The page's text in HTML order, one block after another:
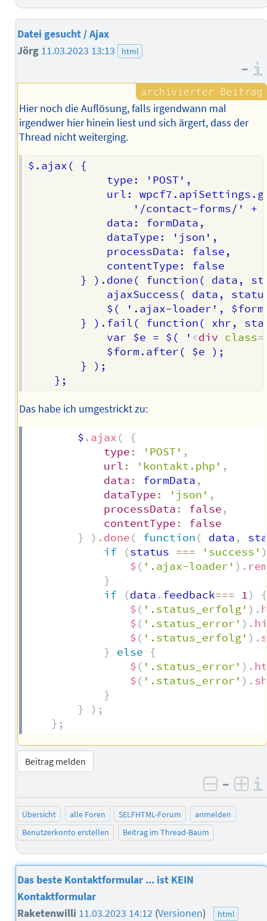
Datei gesucht / Ajax
Jörg 11.03.2023 13:13 html
–
Hier noch die Auflösung, falls irgendwann mal
irgendwer hier hinein liest und sich ärgert, dass der
Thread nicht weiterging.
$.ajax( {
			var $e = $( '
<div class=
Das habe ich umgestrickt zu:
		$
. ajax (
{
type : 'POST' ,
url : 'kontakt.php' ,
data : formData ,
dataType : 'json' ,
processData : false ,
contentType :
false
}
) . done ( function ( data ,
if
(status === 'success' )
$ ( '.ajax-loader' ) .
}
if
(data . feedback=== 1)
{
$ ( '.status_erfolg' ) .
$ ( '.status_error' ) .
$ ( '.status_erfolg' ) .
}
else
{
$ ( '.status_error' ) .
$ ( '.status_error' ) .
}
}
) ;
} ;
Beitrag melden
negativ
–
Übersicht alle Foren SELFHTML-Forum
anmelden
Benutzerkonto erstellen
Beitrag im Thread-Baum
Das beste Kontaktformular ... ist KEIN
Kontaktformular
Raketenwilli 11.03.2023 14:12 (Versionen) html